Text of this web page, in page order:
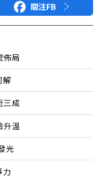
關注FB
佈局
解
三成
升溫
光
力